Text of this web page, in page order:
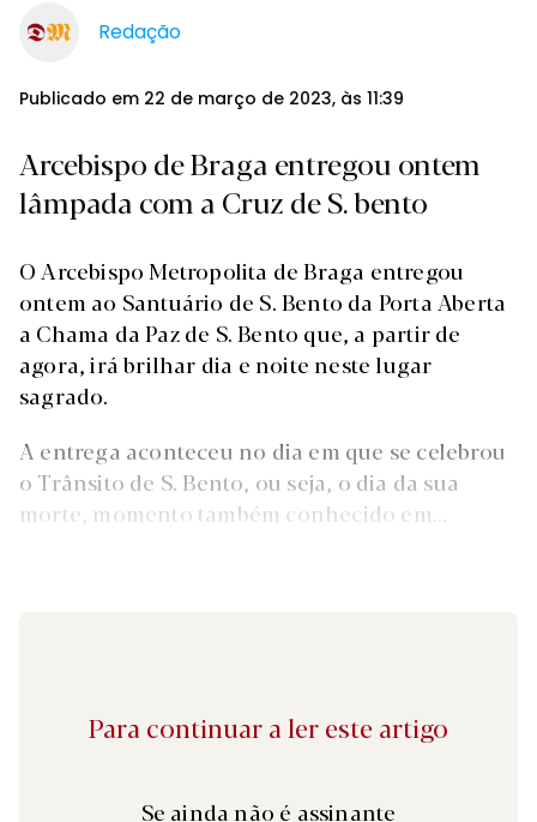
Redação
Publicado em 22 de março de 2023, às 11:39
Arcebispo de Braga entregou ontem
lâmpada com a Cruz de S. bento
O Arcebispo Metropolita de Braga entregou
ontem ao Santuário de S. Bento da Porta Aberta
a Chama da Paz de S. Bento que, a partir de
agora, irá brilhar dia e noite neste lugar
sagrado.
A entrega aconteceu no dia em que se celebrou
o Trânsito de S. Bento, ou seja, o dia da sua
morte, momento também conhecido em...
Para continuar a ler este artigo
Se ainda não é assinante